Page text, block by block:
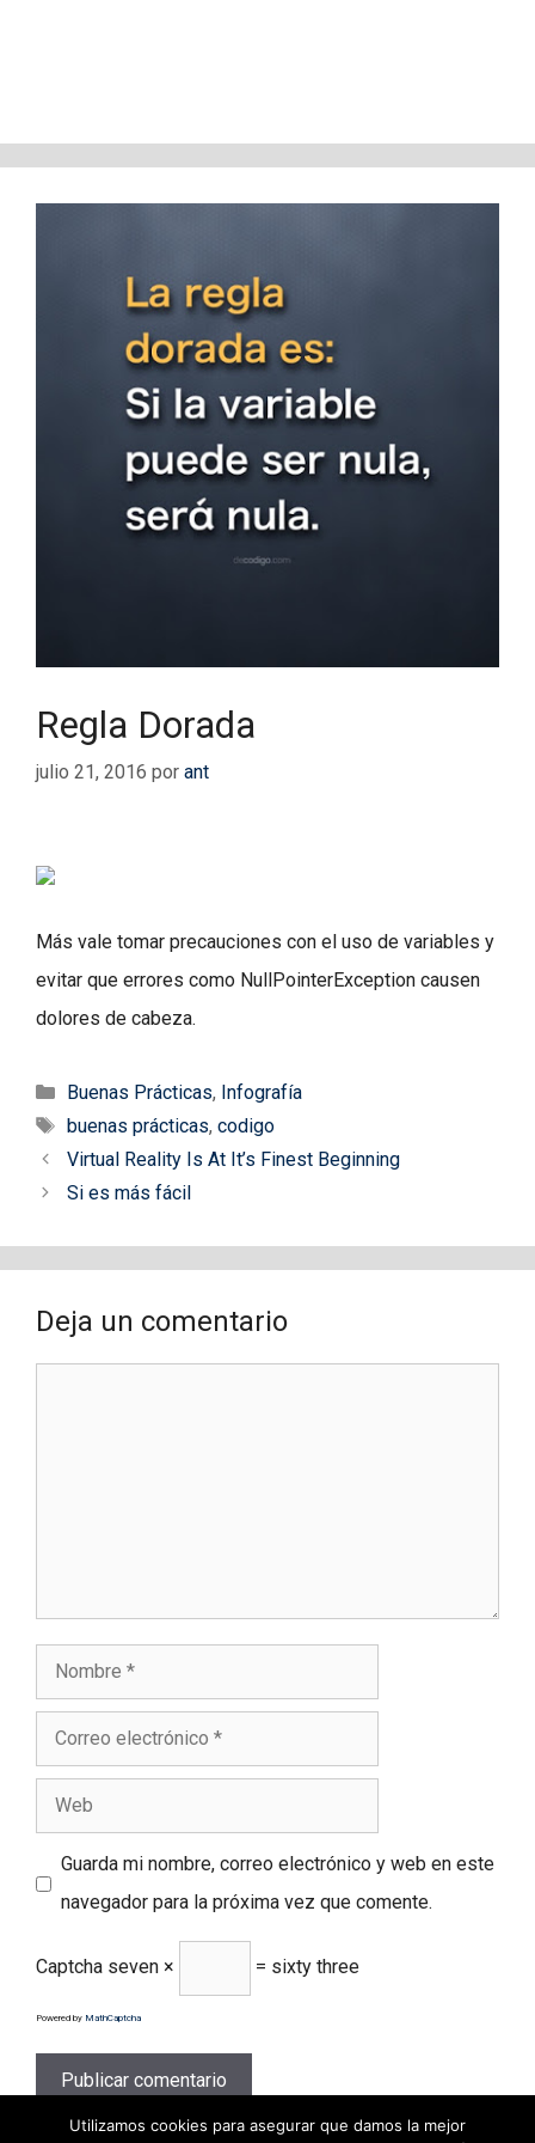
Regla Dorada
julio 21, 2016 por ant
Más vale tomar precauciones con el uso de variables y
evitar que errores como NullPointerException causen
dolores de cabeza.
Categorías
Buenas Prácticas, Infografía
Etiquetas
buenas prácticas, codigo
Virtual Reality Is At It’s Finest Beginning
Si es más fácil
Deja un comentario
Nombre
Correo
electrónico
Web
Guarda mi nombre, correo electrónico y web en este
navegador para la próxima vez que comente.
Captcha seven × = sixty three
Powered by MathCaptcha
Utilizamos cookies para asegurar que damos la mejor